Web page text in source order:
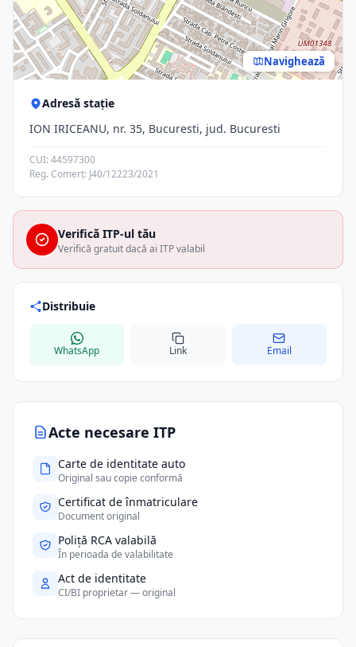
Acte necesare ITP
Carte de identitate auto
Original sau copie conformă
Certificat de înmatriculare
Document original
Poliță RCA valabilă
În perioada de valabilitate
Act de identitate
CI/BI proprietar — original
Navighează
Adresă stație
ION IRICEANU, nr. 35, Bucuresti, jud. Bucuresti
CUI: 44597300
Reg. Comerț: J40/12223/2021
Verifică ITP-ul tău
Verifică gratuit dacă ai ITP valabil
Distribuie
WhatsApp Link Email